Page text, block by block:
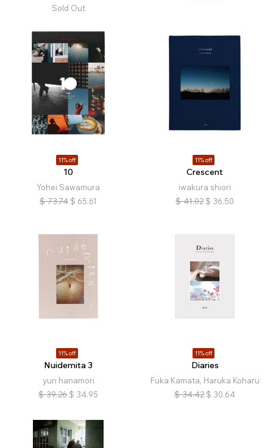
Sold Out
11% off
10
Yohei Sawamura
$ 73.74 $ 65.61
11% off
Crescent
iwakura shiori
$ 41.02 $ 36.50
11% off
Nuidemita 3
yuri hanamori
$ 39.26 $ 34.95
11% off
Diaries
Fuka Kamata, Haruka Koharu
$ 34.42 $ 30.64